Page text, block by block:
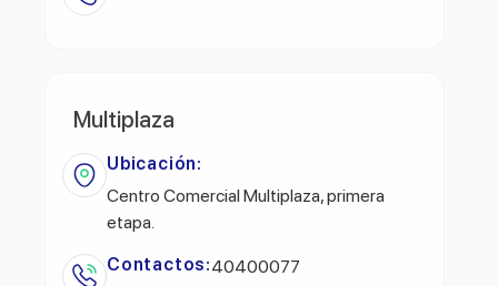
Multiplaza
Ubicación:
Centro Comercial Multiplaza, primera
etapa.
Contactos:40400077